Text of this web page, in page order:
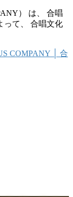
） は、 合唱
って、 合唱文化